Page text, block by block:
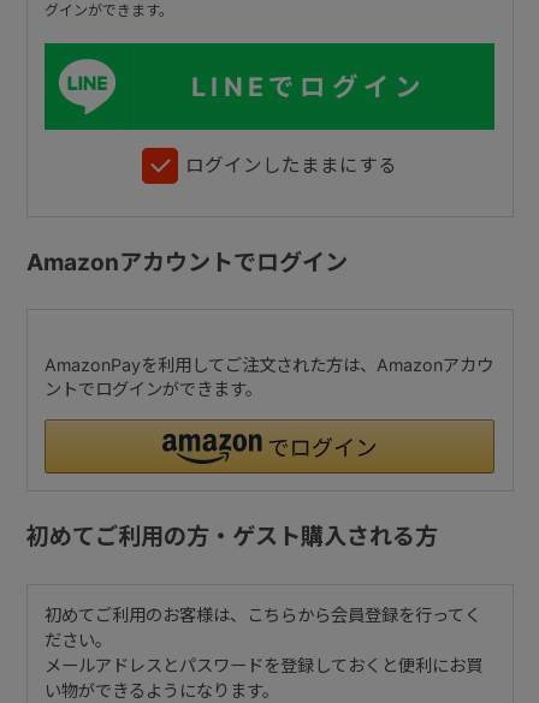
グインができます。
LINEでログイン
ログインしたままにする
Amazonアカウントでログイン
AmazonPayを利用してご注文された方は、Amazonアカウ
ントでログインができます。
初めてご利用の方・ゲスト購入される方
初めてご利用のお客様は、こちらから会員登録を行ってく
ださい。
メールアドレスとパスワードを登録しておくと便利にお買
い物ができるようになります。